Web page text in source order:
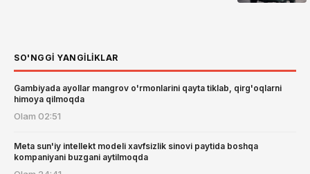
SO'NGGI YANGILIKLAR
Gambiyada ayollar mangrov o'rmonlarini qayta tiklab, qirg'oqlarni
himoya qilmoqda
Olam 02:51
Meta sun'iy intellekt modeli xavfsizlik sinovi paytida boshqa
kompaniyani buzgani aytilmoqda